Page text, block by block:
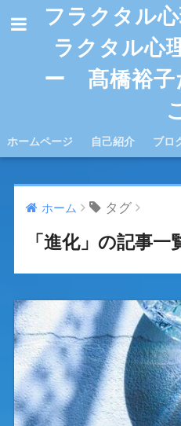
フラクタル
ラクタル心
ー 髙橋裕子
ホームページ 自己紹介 ブロ
ホーム タグ
「進化」の記事一